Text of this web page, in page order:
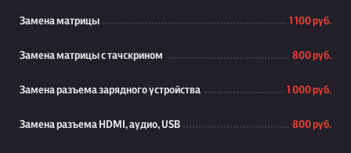
Замена матрицы 1 100 руб.
Замена матрицы с тачскрином 800 руб.
Замена разъема зарядного устройства 1 000 руб.
Замена разъема HDMI, аудио, USB 800 руб.